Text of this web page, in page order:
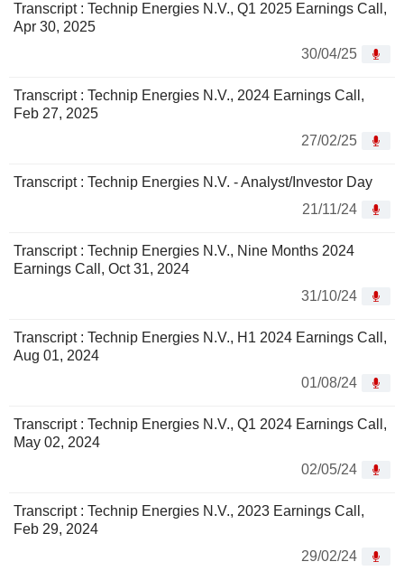
Transcript : Technip Energies N.V., Q1 2025 Earnings Call,
Apr 30, 2025
30/04/25
Transcript : Technip Energies N.V., 2024 Earnings Call,
Feb 27, 2025
27/02/25
Transcript : Technip Energies N.V. - Analyst/Investor Day
21/11/24
Transcript : Technip Energies N.V., Nine Months 2024
Earnings Call, Oct 31, 2024
31/10/24
Transcript : Technip Energies N.V., H1 2024 Earnings Call,
Aug 01, 2024
01/08/24
Transcript : Technip Energies N.V., Q1 2024 Earnings Call,
May 02, 2024
02/05/24
Transcript : Technip Energies N.V., 2023 Earnings Call,
Feb 29, 2024
29/02/24